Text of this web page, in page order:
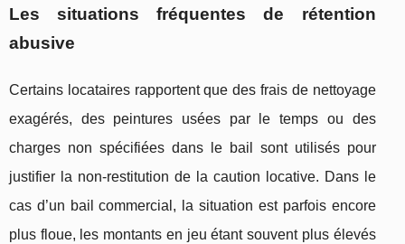
Les situations fréquentes de rétention
abusive
Certains locataires rapportent que des frais de nettoyage
exagérés, des peintures usées par le temps ou des
charges non spécifiées dans le bail sont utilisés pour
justifier la non-restitution de la caution locative. Dans le
cas d’un bail commercial, la situation est parfois encore
plus floue, les montants en jeu étant souvent plus élevés